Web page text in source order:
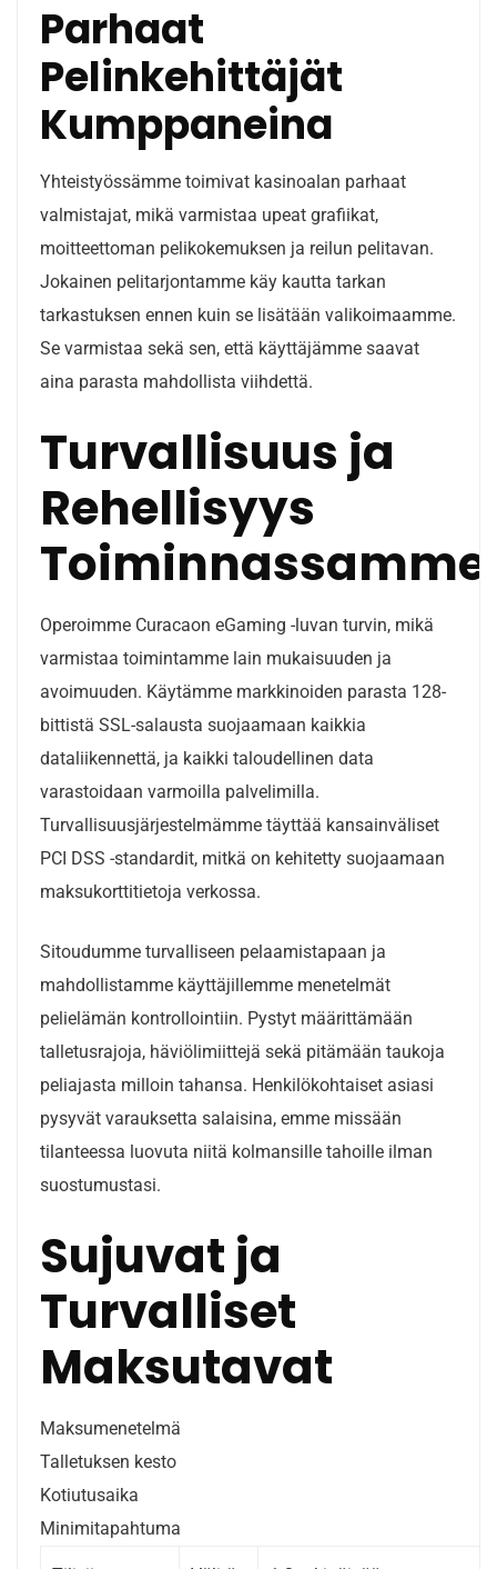
Parhaat
Pelinkehittäjät
Kumppaneina
Yhteistyössämme toimivat kasinoalan parhaat
valmistajat, mikä varmistaa upeat grafiikat,
moitteettoman pelikokemuksen ja reilun pelitavan.
Jokainen pelitarjontamme käy kautta tarkan
tarkastuksen ennen kuin se lisätään valikoimaamme.
Se varmistaa sekä sen, että käyttäjämme saavat
aina parasta mahdollista viihdettä.
Turvallisuus ja
Rehellisyys
Toiminnassamme
Operoimme Curacaon eGaming -luvan turvin, mikä
varmistaa toimintamme lain mukaisuuden ja
avoimuuden. Käytämme markkinoiden parasta 128-
bittistä SSL-salausta suojaamaan kaikkia
dataliikennettä, ja kaikki taloudellinen data
varastoidaan varmoilla palvelimilla.
Turvallisuusjärjestelmämme täyttää kansainväliset
PCI DSS -standardit, mitkä on kehitetty suojaamaan
maksukorttitietoja verkossa.
Sitoudumme turvalliseen pelaamistapaan ja
mahdollistamme käyttäjillemme menetelmät
pelielämän kontrollointiin. Pystyt määrittämään
talletusrajoja, häviölimiittejä sekä pitämään taukoja
peliajasta milloin tahansa. Henkilökohtaiset asiasi
pysyvät varauksetta salaisina, emme missään
tilanteessa luovuta niitä kolmansille tahoille ilman
suostumustasi.
Sujuvat ja
Turvalliset
Maksutavat
Maksumenetelmä
Talletuksen kesto
Kotiutusaika
Minimitapahtuma